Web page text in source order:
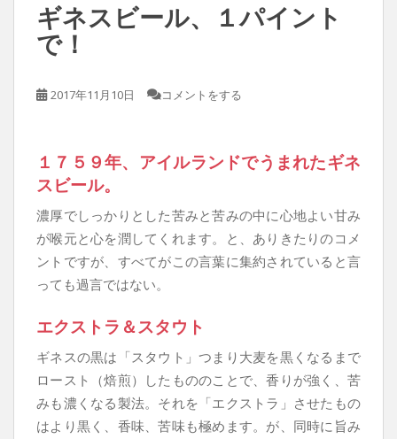
ギネスビール、１パイント
で！
2017年11月10日 コメントをする
１７５９年、アイルランドでうまれたギネ
スビール。
濃厚でしっかりとした苦みと苦みの中に心地よい甘み
が喉元と心を潤してくれます。と、ありきたりのコメ
ントですが、すべてがこの言葉に集約されていると言
っても過言ではない。
エクストラ＆スタウト
ギネスの黒は「スタウト」つまり大麦を黒くなるまで
ロースト（焙煎）したもののことで、香りが強く、苦
みも濃くなる製法。それを「エクストラ」させたもの
はより黒く、香味、苦味も極めます。が、同時に旨み